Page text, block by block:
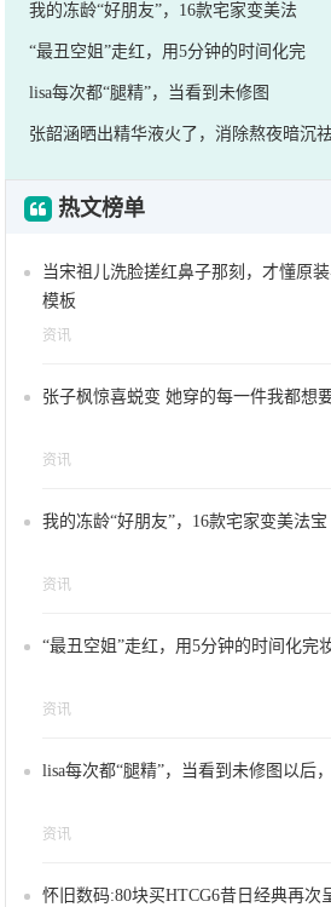
我的冻龄“好朋友”，16款宅家变美法
“最丑空姐”走红，用5分钟的时间化完
lisa每次都“腿精”，当看到未修图
张韶涵晒出精华液火了，消除熬夜暗沉
热文榜单
当宋祖儿洗脸搓红鼻子那刻，才懂原
模板
资讯
张子枫惊喜蜕变 她穿的每一件我都想
资讯
我的冻龄“好朋友”，16款宅家变美法宝
资讯
“最丑空姐”走红，用5分钟的时间化完
资讯
lisa每次都“腿精”，当看到未修图以后
资讯
怀旧数码:80块买HTCG6昔日经典再次